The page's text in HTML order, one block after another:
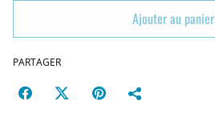
Ajouter au panier
PARTAGER